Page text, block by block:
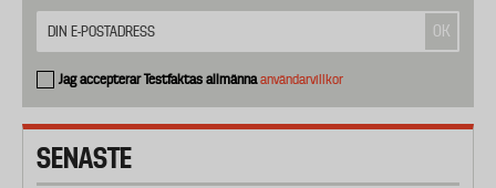
Jag accepterar Testfaktas allmännaanvändarvillkor
SENASTE